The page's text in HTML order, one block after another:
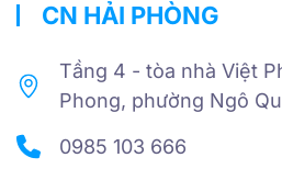
CN HẢI PHÒNG
Tầng 4 - tòa nhà Việt
Phong, phường Ngô
0985 103 666